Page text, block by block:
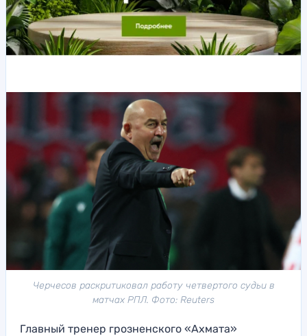
Черчесов раскритиковал работу четвертого судьи в
матчах РПЛ. Фото: Reuters
Главный тренер грозненского «Ахмата»